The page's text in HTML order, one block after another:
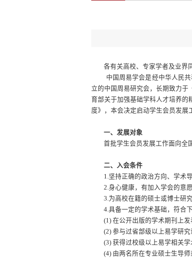
各有关高校、专家学者及业界
中国周易学会是经中华人民
立的中国周易研究会，长期致力
育部关于加强基础学科人才培养的
度》，本会决定启动学生会员发展
一、发展对象
首批学生会员发展工作面向全
二、入会条件
1. 坚持正确的政治方向、学术
2. 身心健康，有加入学会的意
3. 为高校在籍的硕士或博士研
4. 具备一定的学术基础，符合
(1) 在公开出版的学术期刊上发
(2) 参与过省部级以上易学研究
(3) 获得过校级以上易学相关学
(4) 由两名所在专业硕士生导师